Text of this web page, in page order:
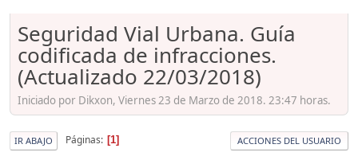
Seguridad Vial Urbana. Guía
codificada de infracciones.
(Actualizado 22/03/2018)
Iniciado por Dikxon, Viernes 23 de Marzo de 2018. 23:47 horas.
IR ABAJO Páginas 1 ACCIONES DEL USUARIO